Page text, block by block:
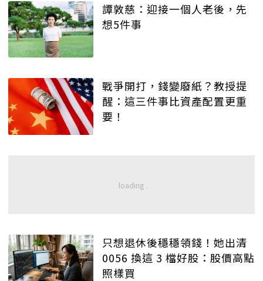
譚敦慈：迎接一個人老後，先
想5件事
戰爭開打，錢變廢紙？教授提
醒：這三件事比資產配置更重
要！
只想退休後穩穩領錢！她出清
0056 換這 3 檔好股：股價高點
照樣買